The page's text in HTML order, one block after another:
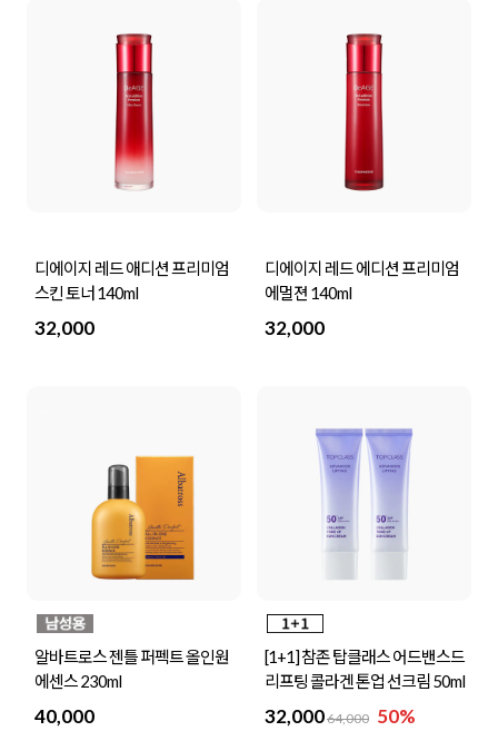
디에이지 레드 애디션 프리미엄
스킨 토너 140ml
32,000
디에이지 레드 에디션 프리미엄
에멀젼 140ml
32,000
알바트로스 젠틀 퍼펙트 올인원
에센스 230ml
40,000
[1+1] 참존 탑클래스 어드밴스드
리프팅 콜라겐 톤업 선크림 50ml
32,00064,000 50%